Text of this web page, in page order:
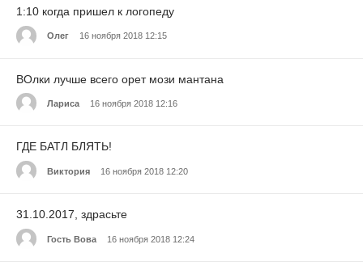
1:10 когда пришел к логопеду
Олег 16 ноября 2018 12:15
ВОлки лучше всего орет мози мантана
Лариса 16 ноября 2018 12:16
ГДЕ БАТЛ БЛЯТЬ!
Виктория 16 ноября 2018 12:20
31.10.2017, здрасьте
Гость Вова 16 ноября 2018 12:24